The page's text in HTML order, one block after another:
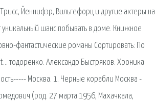
Йеннифэр, Вильгефорц и другие актеры на
шанс побывать в доме. Книжное
фантастические романы Сортировать: По
тодоренко. Александр Быстряков. Хроника
Москва. 1. Черные корабли Москва -
(род. 27 марта 1956, Махачкала,